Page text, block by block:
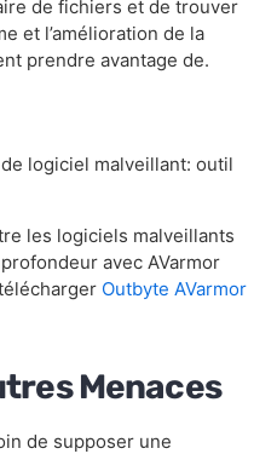
de fichiers et de trouver
et l’amélioration de la
prendre avantage de.
logiciel malveillant: outil
les logiciels malveillants
avec AVarmor
Outbyte AVarmor
Menaces
de supposer une